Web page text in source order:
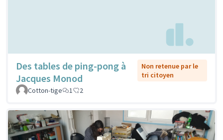
Des tables de ping-pong à
Jacques Monod
Non retenue par le
tri citoyen
Cotton-tige
1 2